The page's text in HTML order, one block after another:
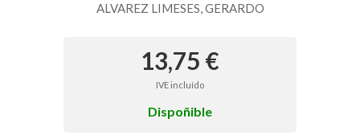
ALVAREZ LIMESES, GERARDO
13,75 €
IVE incluído
Dispoñible